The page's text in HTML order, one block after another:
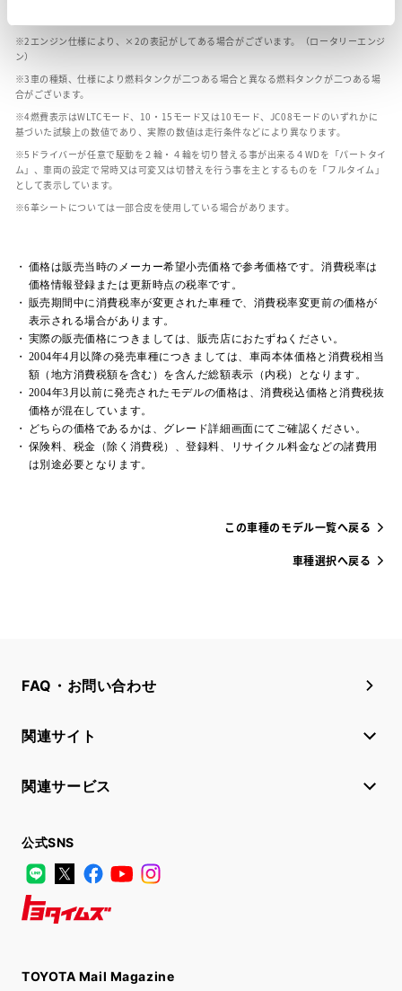
エンジン仕様により、×2の表記がしてある場合がございます。（ロータリーエンジ
ン）
車の種類、仕様により燃料タンクが二つある場合と異なる燃料タンクが二つある場
合がございます。
燃費表示はWLTCモード、10・15モード又は10モード、JC08モードのいずれかに
基づいた試験上の数値であり、実際の数値は走行条件などにより異なります。
ドライバーが任意で駆動を２輪・４輪を切り替える事が出来る４WDを「パートタイ
ム」、車両の設定で常時又は可変又は切替えを行う事を主とするものを「フルタイム」
として表示しています。
革シートについては一部合皮を使用している場合があります。
価格は販売当時のメーカー希望小売価格で参考価格です。消費税率は
価格情報登録または更新時点の税率です。
販売期間中に消費税率が変更された車種で、消費税率変更前の価格が
表示される場合があります。
実際の販売価格につきましては、販売店におたずねください。
2004年4月以降の発売車種につきましては、車両本体価格と消費税相当
額（地方消費税額を含む）を含んだ総額表示（内税）となります。
2004年3月以前に発売されたモデルの価格は、消費税込価格と消費税抜
価格が混在しています。
どちらの価格であるかは、グレード詳細画面にてご確認ください。
保険料、税金（除く消費税）、登録料、リサイクル料金などの諸費用
は別途必要となります。
この車種のモデル一覧へ戻る
車種選択へ戻る
FAQ・お問い合わせ
関連サイト
関連サービス
公式SNS
LINE
X FacebookYouTube
TOYOTA Mail Magazine